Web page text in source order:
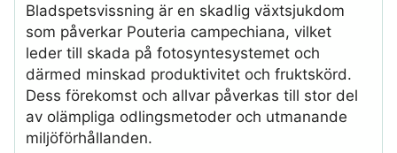
Bladspetsvissning är en skadlig växtsjukdom
som påverkar Pouteria campechiana, vilket
leder till skada på fotosyntesystemet och
därmed minskad produktivitet och fruktskörd.
Dess förekomst och allvar påverkas till stor del
av olämpliga odlingsmetoder och utmanande
miljöförhållanden.